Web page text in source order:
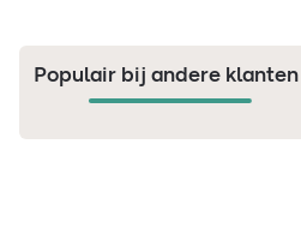
Populair bij andere klanten